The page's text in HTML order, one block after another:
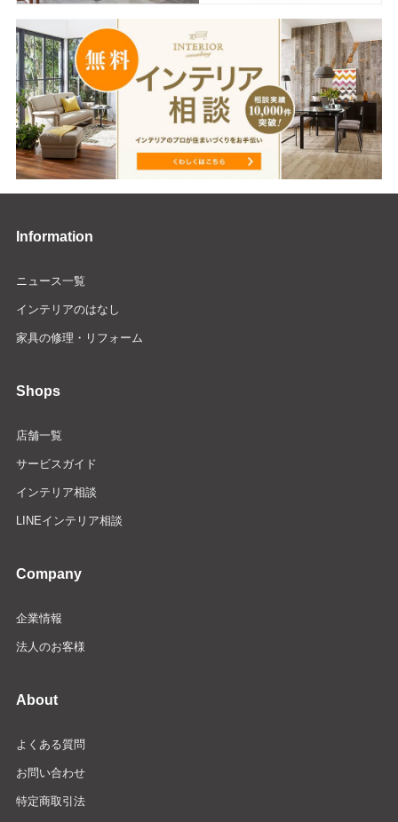
Information
ニュース一覧
インテリアのはなし
家具の修理・リフォーム
Shops
店舗一覧
サービスガイド
インテリア相談
LINEインテリア相談
Company
企業情報
法人のお客様
About
よくある質問
お問い合わせ
特定商取引法